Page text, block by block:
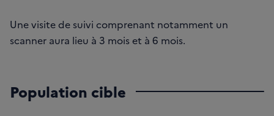
Une visite de suivi comprenant notamment un
scanner aura lieu à 3 mois et à 6 mois.
Population cible